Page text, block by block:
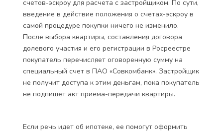
счетов-эскроу для расчета с застройщиком. По сути,
введение в действие положения о счетах-эскроу в
самой процедуре покупки ничего не изменило.
После выбора квартиры, составления договора
долевого участия и его регистрации в Росреестре
покупатель перечисляет оговоренную сумму на
специальный счет в ПАО «Совкомбанк». Застройщик
не получит доступа к этим деньгам, пока покупатель
не подпишет акт приема-передачи квартиры.
Если речь идет об ипотеке, ее помогут оформить